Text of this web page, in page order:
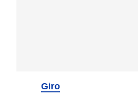
Giro